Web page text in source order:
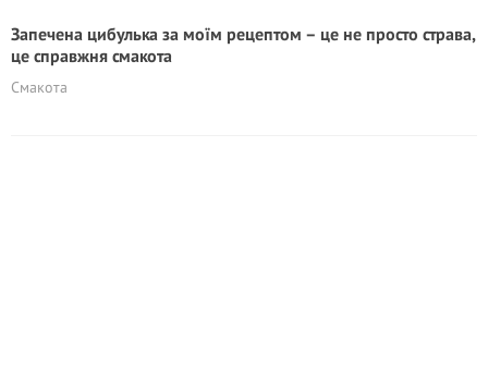
Запечена цибулька за моїм рецептом – це не просто страва,
це справжня смакота
Смакота